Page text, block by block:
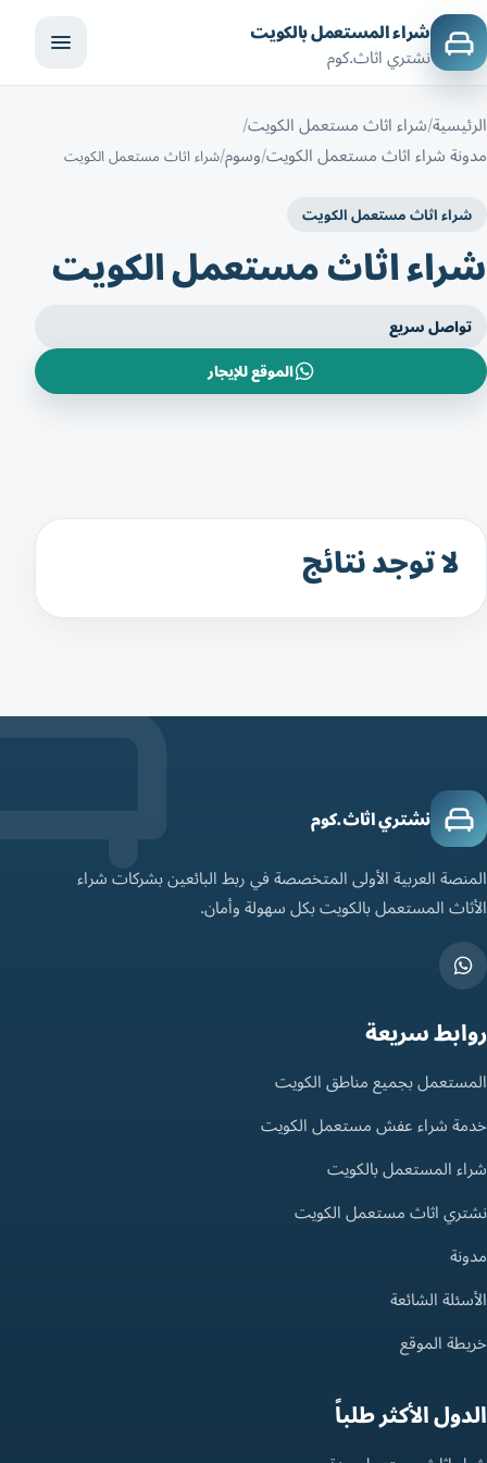
شراء المستعمل بالكويت
نشتري اثاث.كوم
الرئيسية شراء اثاث مستعمل الكويت
مدونة شراء اثاث مستعمل الكويت وسوم شراء اثاث مستعمل الكويت
شراء اثاث مستعمل الكويت
شراء اثاث مستعمل الكويت
تواصل سريع
الموقع للإيجار
لا توجد نتائج
نشتري اثاث.كوم
المنصة العربية الأولى المتخصصة في ربط البائعين بشركات شراء
الأثاث المستعمل بالكويت بكل سهولة وأمان.
روابط سريعة
المستعمل بجميع مناطق الكويت
خدمة شراء عفش مستعمل الكويت
شراء المستعمل بالكويت
نشتري اثاث مستعمل الكويت
مدونة
الأسئلة الشائعة
خريطة الموقع
الدول الأكثر طلباً